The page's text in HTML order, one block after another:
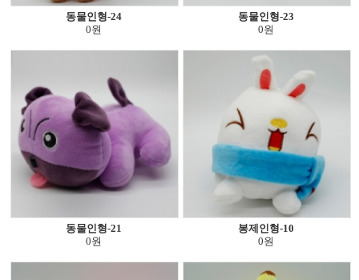
동물인형-24
0원
동물인형-23
0원
동물인형-21
0원
봉제인형-10
0원